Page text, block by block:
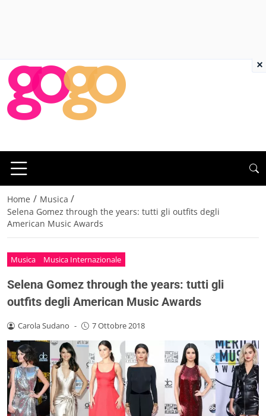
Home / Musica /
Selena Gomez through the years: tutti gli outfits degli
American Music Awards
Musica Musica Internazionale
Selena Gomez through the years: tutti gli
outfits degli American Music Awards
Carola Sudano - 7 Ottobre 2018
×